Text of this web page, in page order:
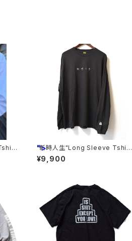
">
"斬時人生"Long Sleeve Tshirt
s <GRAY>
¥9,900